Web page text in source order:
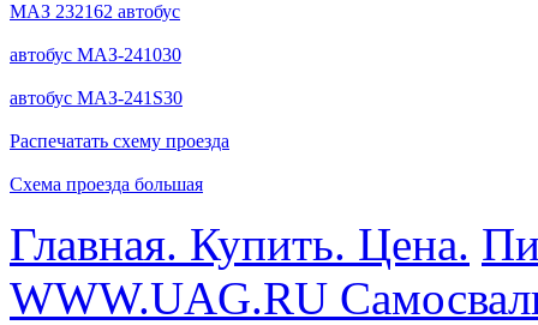
МАЗ 232162 автобус
автобус МАЗ-241030
автобус МАЗ-241S30
Распечатать схему проезда
Схема проезда большая
Главная. Купить. Цена.
WWW.UAG.RU